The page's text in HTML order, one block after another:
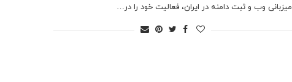
میزبانی وب و ثبت دامنه در ایران، فعالیت خود را در…